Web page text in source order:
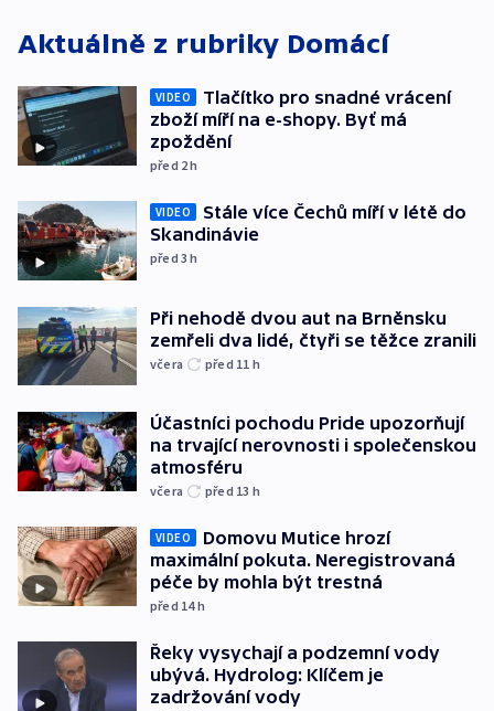
Aktuálně z rubriky Domácí
VIDEO
Tlačítko pro snadné vrácení
zboží míří na e-shopy. Byť má
zpoždění
před 2h
VIDEO
Stále více Čechů míří v létě do
Skandinávie
před 3h
Při nehodě dvou aut na Brněnsku
zemřeli dva lidé, čtyři se těžce zranili
včera před 11 h
Účastníci pochodu Pride upozorňují
na trvající nerovnosti i společenskou
atmosféru
včera před 13 h
VIDEO
Domovu Mutice hrozí
maximální pokuta. Neregistrovaná
péče by mohla být trestná
před 14h
Řeky vysychají a podzemní vody
ubývá. Hydrolog: Klíčem je
zadržování vody